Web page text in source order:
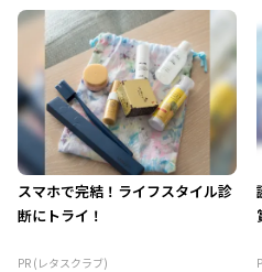
スマホで完結！ライフスタイル診
断にトライ！
PR (レタスクラブ)